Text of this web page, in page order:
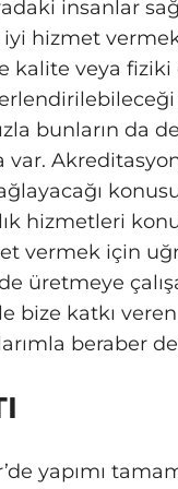
insanlar
hizmet
kalite veya
bunların da
var.
hizmetleri
vermek için
üretmeye
bize katkı
beraber
yapımı